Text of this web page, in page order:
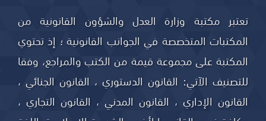
تعتبر مكتبة وزارة العدل والشؤون القانونية من
المكتبات المتخصصة في الجوانب القانونية ؛ إذ تحتوي
المكتبة على مجموعة قيمة من الكتب والمراجع، وفقا
للتصنيف الآتي: القانون الدستوري ، القانون الجنائي ،
القانون الإداري ، القانون المدني ، القانون التجاري ،